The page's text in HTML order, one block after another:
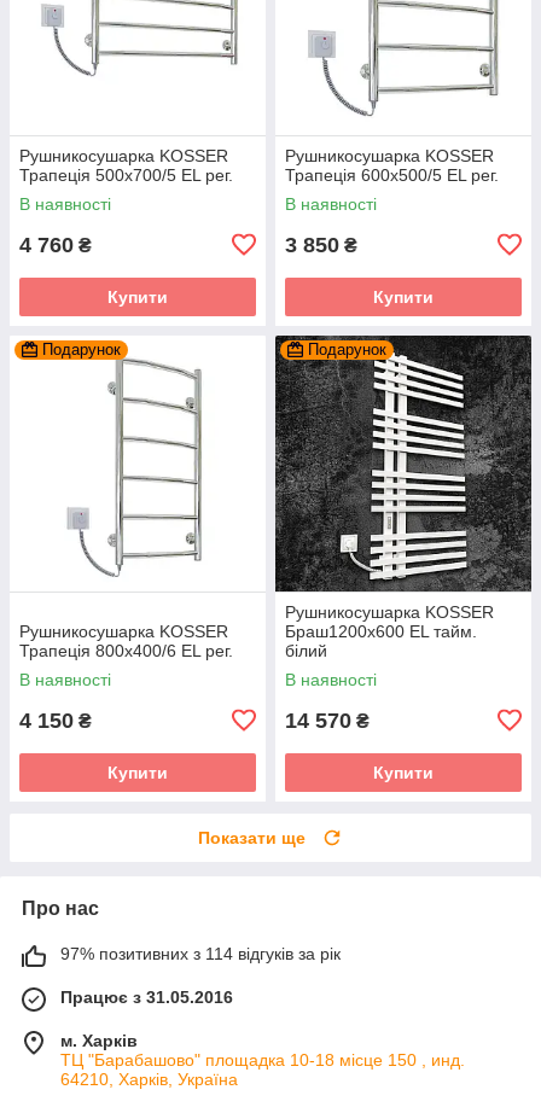
Рушникосушарка KOSSER
Трапеція 500х700/5 EL рег.
В наявності
4 760 ₴
Купити
Рушникосушарка KOSSER
Трапеція 600х500/5 EL рег.
В наявності
3 850 ₴
Купити
Подарунок
Рушникосушарка KOSSER
Трапеція 800х400/6 EL рег.
В наявності
4 150 ₴
Купити
Подарунок
Рушникосушарка KOSSER
Браш1200х600 EL тайм.
білий
В наявності
14 570 ₴
Купити
Показати ще
Про нас
97% позитивних з 114 відгуків за рік
Працює з 31.05.2016
м. Харків
ТЦ "Барабашово" площадка 10-18 місце 150 , инд.
64210, Харків, Україна